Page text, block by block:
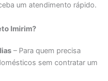
um atendimento rápido.
Imirim?
– Para quem precisa
sem contratar um